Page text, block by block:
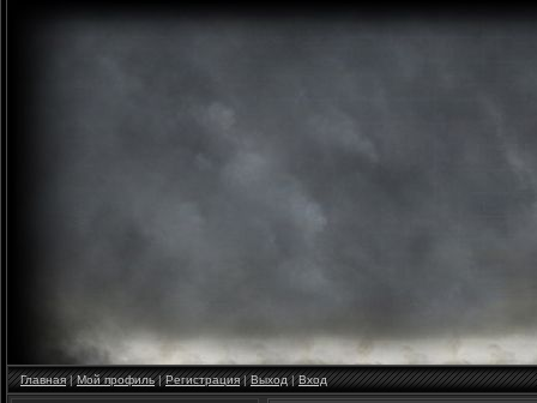
Главная|Мой профиль|Регистрация|Выход|Вход